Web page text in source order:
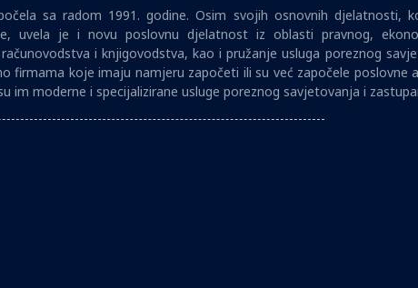
sa radom 1991. godine. Osim svojih osnovnih djelatnosti,
uvela je i novu poslovnu djelatnost iz oblasti pravnog,
i knjigovodstva, kao i pružanje usluga poreznog
firmama koje imaju namjeru započeti ili su već započele poslovne
im moderne i specijalizirane usluge poreznog savjetovanja i